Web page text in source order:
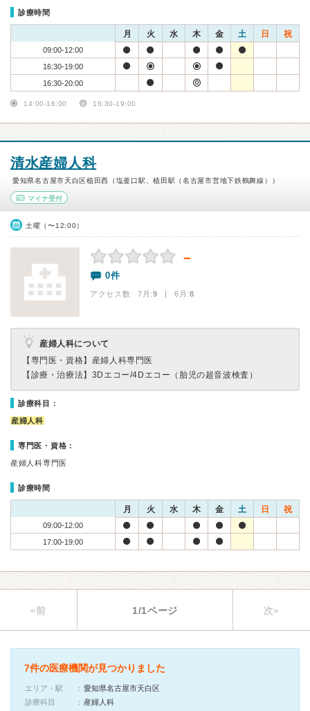
診療時間
月 火 水 木 金 土 日 祝
09:00-12:00
16:30-19:00
16:30-20:00
14:00-16:00 16:30-19:00
清水産婦人科
愛知県名古屋市天白区植田西（塩釜口駅、植田駅（名古屋市営地下鉄鶴舞線））
マイナ受付
土曜（〜12:00）
－
0件
アクセス数 7月:9 | 6月:8
産婦人科について
【専門医・資格】 産婦人科専門医
【診療・治療法】 3Dエコー/4Dエコー（胎児の超音波検査）
診療科目：
産婦人科
専門医・資格：
産婦人科専門医
診療時間
月 火 水 木 金 土 日 祝
09:00-12:00
17:00-19:00
«前 1/1ページ 次»
7件の医療機関が見つかりました
エリア・駅
愛知県名古屋市天白区
診療科目
産婦人科